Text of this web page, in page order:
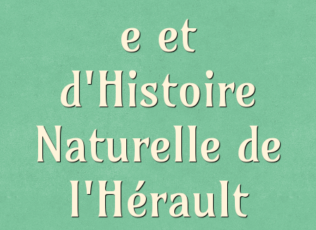
e et
d'Histoire
Naturelle de
l'Hérault